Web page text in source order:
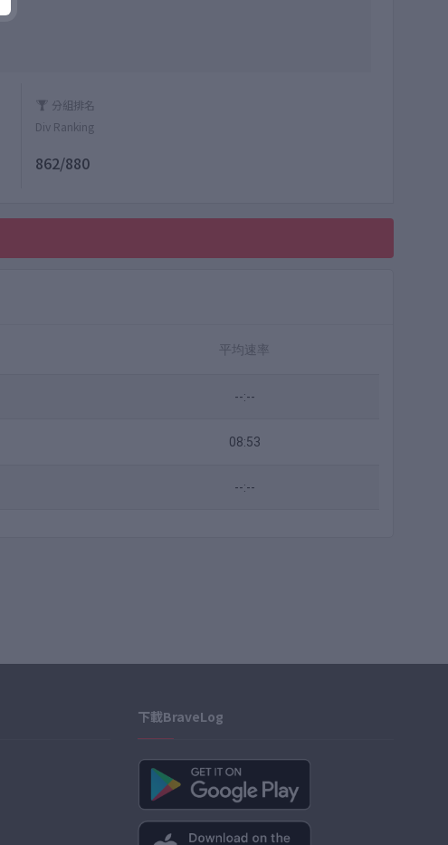
分組排名
Div Ranking
862/880
平均速率
--:--
08:53
--:--
下載BraveLog